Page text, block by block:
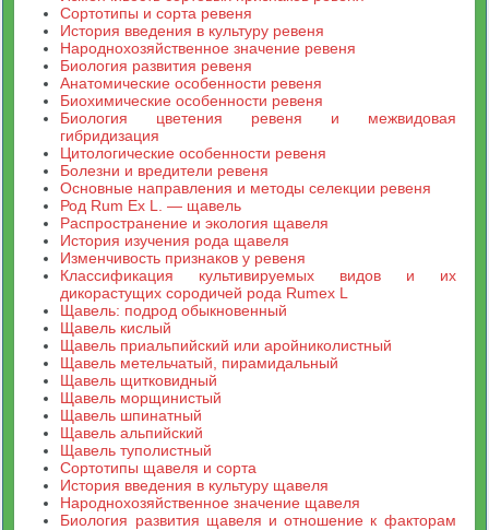
Сортотипы и сорта ревеня
История введения в культуру ревеня
Народнохозяйственное значение ревеня
Биология развития ревеня
Анатомические особенности ревеня
Биохимические особенности ревеня
Биология цветения ревеня и межвидовая
гибридизация
Цитологические особенности ревеня
Болезни и вредители ревеня
Основные направления и методы селекции ревеня
Род Rum Ex L. — щавель
Распространение и экология щавеля
История изучения рода щавеля
Изменчивость признаков у ревеня
Классификация культивируемых видов и их
дикорастущих сородичей рода Rumex L
Щавель: подрод обыкновенный
Щавель кислый
Щавель приальпийский или аройниколистный
Щавель метельчатый, пирамидальный
Щавель щитковидный
Щавель морщинистый
Щавель шпинатный
Щавель альпийский
Щавель туполистный
Сортотипы щавеля и сорта
История введения в культуру щавеля
Народнохозяйственное значение щавеля
Биология развития щавеля и отношение к факторам